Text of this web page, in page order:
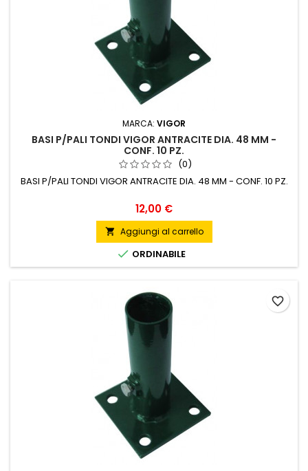
MARCA: VIGOR
BASI P/PALI TONDI VIGOR ANTRACITE DIA. 48 MM -
CONF. 10 PZ.
(0)
BASI P/PALI TONDI VIGOR ANTRACITE DIA. 48 MM - CONF. 10 PZ.
Prezzo
12,00 €
 Aggiungi al carrello
 ORDINABILE
favorite_border